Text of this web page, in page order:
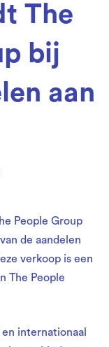
The
bij
aan
People Group
de aandelen
verkoop is een
The People
internationaal